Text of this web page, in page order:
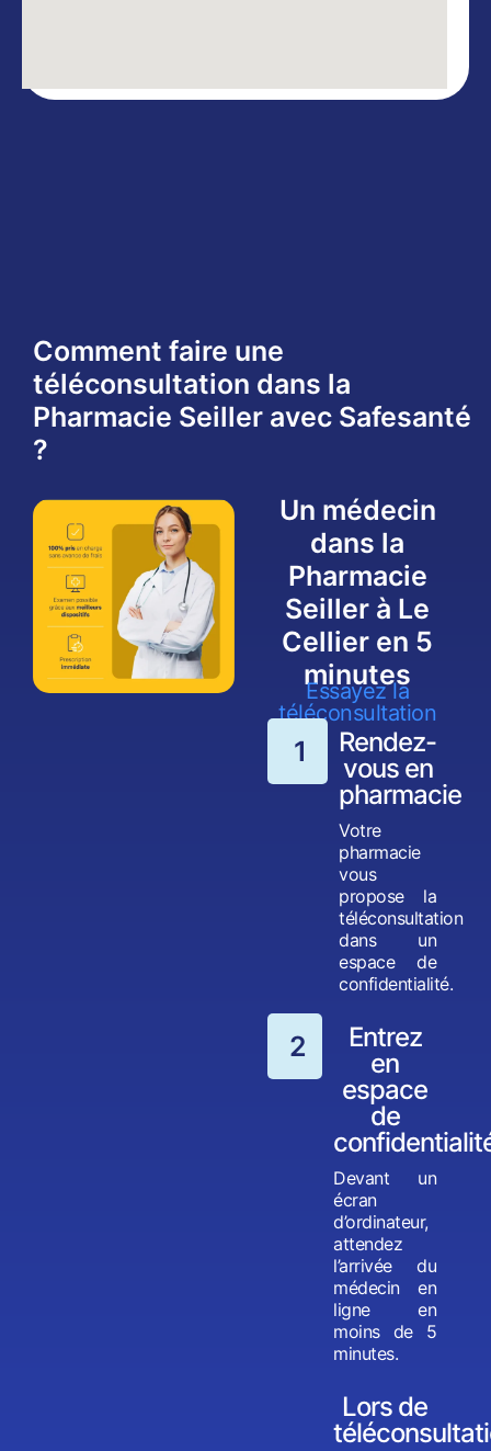
Comment faire une
téléconsultation dans la
Pharmacie Seiller avec Safesanté
?
Un médecin
dans la
Pharmacie
Seiller à Le
Cellier en 5
minutes
Essayez la
téléconsultation
1
Rendez-
vous en
pharmacie
Votre
pharmacie
vous
propose la
téléconsultation
dans un
espace de
confidentialité.
2
Entrez
en
espace
de
Devant un
écran
d’ordinateur,
attendez
l’arrivée du
médecin en
ligne en
moins de 5
minutes.
Lors de